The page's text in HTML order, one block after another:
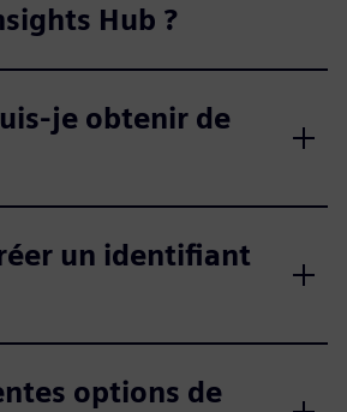
Hub ?
je obtenir de
un identifiant
options de